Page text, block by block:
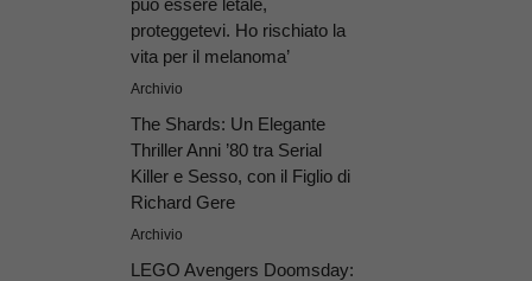
proteggetevi. Ho rischiato la
vita per il melanoma’
Archivio
The Shards: Un Elegante
Thriller Anni ’80 tra Serial
Killer e Sesso, con il Figlio di
Richard Gere
Archivio
LEGO Avengers Doomsday: